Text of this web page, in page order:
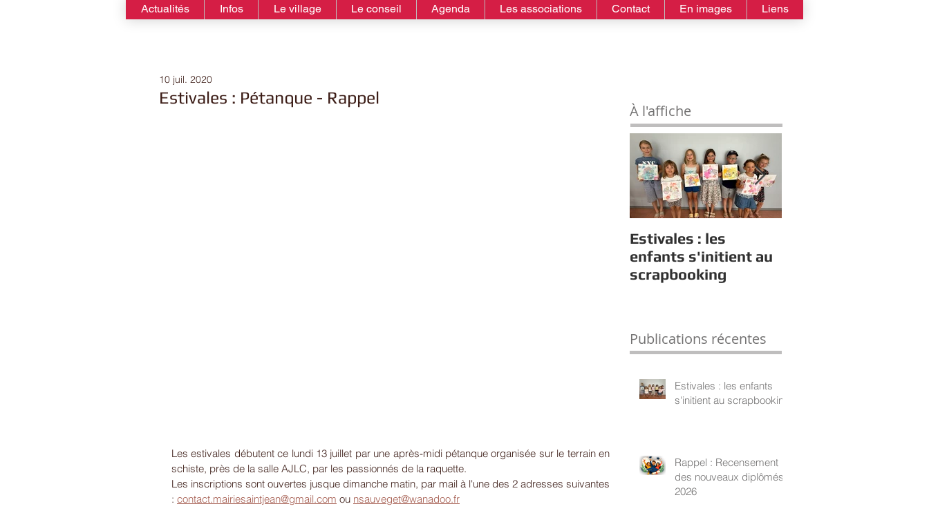
Actualités Infos Le village Le conseil Agenda Les associations Contact En images Liens
Estivales : Pétanque - Rappel
10 juil. 2020
Les estivales débutent ce lundi 13 juillet par une après-midi pétanque organisée sur le terrain en
schiste, près de la salle AJLC, par les passionnés de la raquette.
Les inscriptions sont ouvertes jusque dimanche matin, par mail à l'une des 2 adresses suivantes
: contact.mairiesaintjean@gmail.com ou nsauveget@wanadoo.fr
À l'affiche
Estivales : les
enfants s'initient au
scrapbooking
Publications récentes
Estivales : les enfants
s'initient au scrapbooking
Rappel : Recensement
des nouveaux diplômés
2026